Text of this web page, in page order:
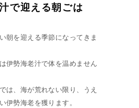
で迎える朝ごは
朝を迎える季節になってきま
伊勢海老汁で体を温めません
は、海が荒れない限り、うえ
伊勢海老を獲ります。